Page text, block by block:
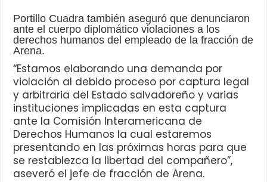
Portillo Cuadra también aseguró que denunciaron
ante el cuerpo diplomático violaciones a los
derechos humanos del empleado de la fracción de
Arena.
“Estamos elaborando una demanda por
violación al debido proceso por captura legal
y arbitraria del Estado salvadoreño y varias
instituciones implicadas en esta captura
ante la Comisión Interamericana de
Derechos Humanos la cual estaremos
presentando en las próximas horas para que
se restablezca la libertad del compañero”,
aseveró el jefe de fracción de Arena.